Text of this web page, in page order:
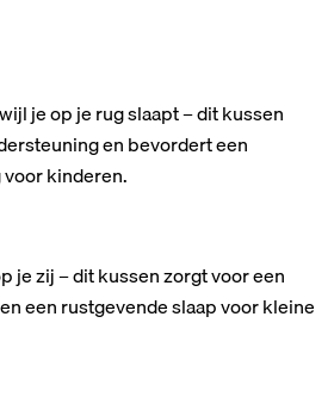
je op je rug slaapt – dit kussen
en bevordert een
kinderen.
je zij – dit kussen zorgt voor een
een rustgevende slaap voor kleine